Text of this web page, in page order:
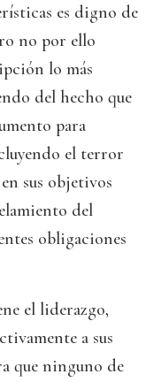
es digno de
no por ello
lo más
del hecho que
para
el terror
sus objetivos
del
obligaciones
el liderazgo,
a sus
que ninguno de